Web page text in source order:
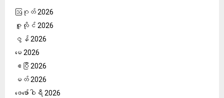
ဩဂုတ် 2026
ဇူလိုင် 2026
ဇွန် 2026
မေ 2026
ဧပြီ 2026
မတ် 2026
ဖေ‌ဖော်ဝါရီ 2026